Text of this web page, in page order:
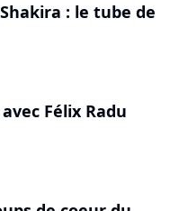
: le tube de
Félix Radu